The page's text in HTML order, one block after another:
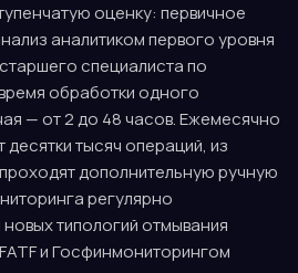
оценку: первичное
аналитиком первого уровня
специалиста по
обработки одного
— от 2 до 48 часов. Ежемесячно
тысяч операций, из
дополнительную ручную
регулярно
типологий отмывания
и Госфинмониторингом